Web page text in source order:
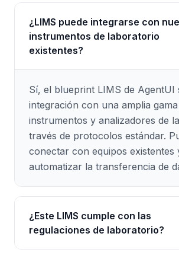
¿LIMS puede integrarse con
instrumentos de laboratorio
existentes?
Sí, el blueprint LIMS de AgentUI
integración con una amplia gama
instrumentos y analizadores de
través de protocolos estándar.
conectar con equipos existentes
automatizar la transferencia de
¿Este LIMS cumple con las
regulaciones de laboratorio?